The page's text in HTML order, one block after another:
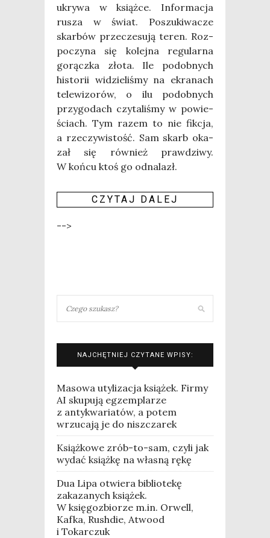
ukry­wa w książ­ce. Infor­ma­cja
rusza w świat. Poszu­ki­wa­cze
skar­bów prze­cze­su­ją teren. Roz­
po­czy­na się kolej­na regu­lar­na
gorącz­ka zło­ta. Ile podob­nych
histo­rii widzie­li­śmy na ekra­nach
tele­wi­zo­rów, o ilu podob­nych
przy­go­dach czy­ta­li­śmy w powie­
ściach. Tym razem to nie fik­cja,
a rze­czy­wi­stość. Sam skarb oka­
zał się rów­nież praw­dzi­wy.
W koń­cu ktoś go odna­lazł.
CZY­TAJ DALEJ
-->
NAJCHĘTNIEJ CZYTANE WPISY:
Masowa utylizacja książek. Firmy
AI skupują egzemplarze
z antykwariatów, a potem
wrzucają je do niszczarek
Książkowe zrób-to-sam, czyli jak
wydać książkę na własną rękę
Dua Lipa otwiera bibliotekę
zakazanych książek.
W księgozbiorze m.in. Orwell,
Kafka, Rushdie, Atwood
i Tokarczuk